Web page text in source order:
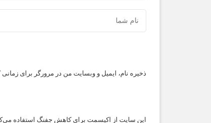
ذخیره نام، ایمیل و وبسایت من در مرورگر برای
این سایت از اکیسمت برای کاهش جفنگ استفاده